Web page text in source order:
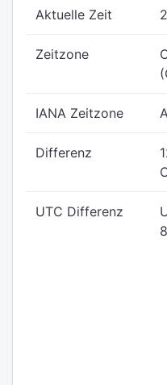
Aktuelle Zeit
Zeitzone
IANA Zeitzone
Differenz
UTC Differenz